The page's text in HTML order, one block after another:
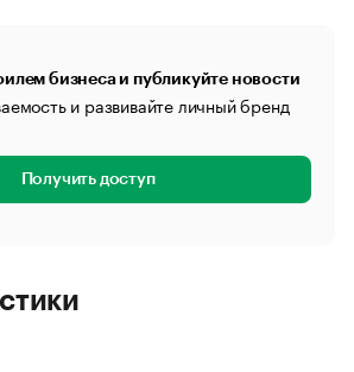
бизнеса и публикуйте новости
и развивайте личный бренд
Получить доступ